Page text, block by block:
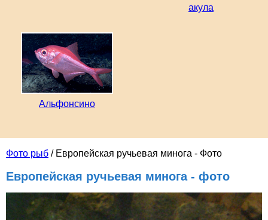
Фото рыб / Европейская ручьевая минога - Фото
Европейская ручьевая минога - фото
акула
Альфонсино